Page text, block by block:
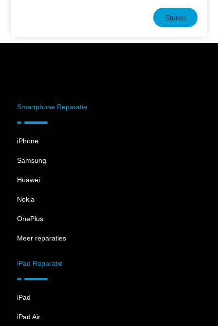
Sturen
Smartphone Reparatie
iPhone
Samsung
Huawei
Nokia
OnePlus
Meer reparaties
iPad Reparatie
iPad
iPad Air